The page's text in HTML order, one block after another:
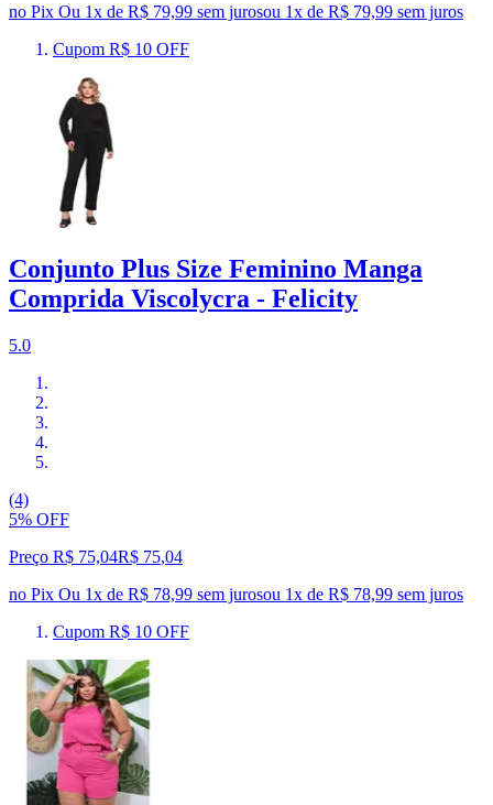
no Pix Ou 1x de R$ 79,99 sem jurosou 1x de R$ 79,99 sem juros
Cupom R$ 10 OFF
Conjunto Plus Size Feminino Manga
Comprida Viscolycra - Felicity
5.0
(4)
5% OFF
Preço R$ 75,04R$ 75,04
no Pix Ou 1x de R$ 78,99 sem jurosou 1x de R$ 78,99 sem juros
Cupom R$ 10 OFF